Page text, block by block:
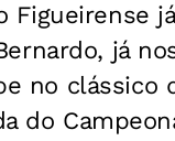
Figueirense
já
no clássico
do